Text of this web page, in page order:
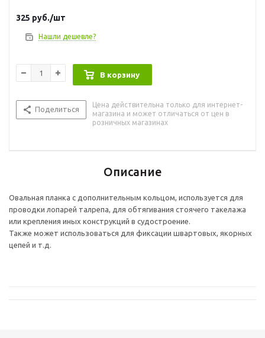
325 руб./шт
Нашли дешевле?
В корзину
Поделиться
Цена действительна только для интернет-
магазина и может отличаться от цен в
розничных магазинах
Описание
Овальная планка с дополнительным кольцом, используется для
проводки лопарей талрепа, для обтягивания стоячего такелажа
или крепления иных конструкций в судостроение.
Также может использоваться для фиксации швартовых, якорных
цепей и т.д.